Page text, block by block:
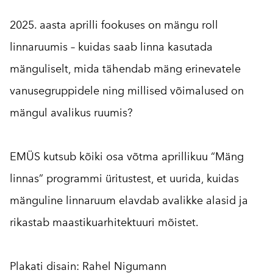
2025. aasta aprilli fookuses on mängu roll
linnaruumis – kuidas saab linna kasutada
mänguliselt, mida tähendab mäng erinevatele
vanusegruppidele ning millised võimalused on
mängul avalikus ruumis?
EMÜS kutsub kõiki osa võtma aprillikuu “Mäng
linnas” programmi üritustest, et uurida, kuidas
mänguline linnaruum elavdab avalikke alasid ja
rikastab maastikuarhitektuuri mõistet.
Plakati disain: Rahel Nigumann